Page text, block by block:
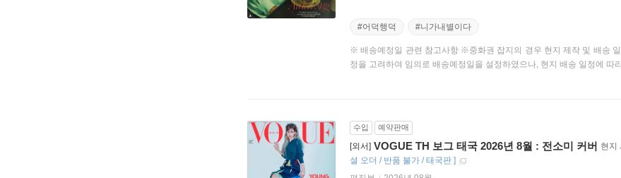
#어덕행덕 #니가내별이다
※ 배송예정일 관련 참고사항 ※중화권 잡지의 경우 현지 제작 및 배송
정을 고려하여 임의로 배송예정일을 설정하였으나, 현지 배송 일정에 따
수입 예약판매
[외서] VOGUE TH 보그 태국 2026년 8월 : 전소미 커버 현지
셜 오더 / 반품 불가 / 태국판 ]